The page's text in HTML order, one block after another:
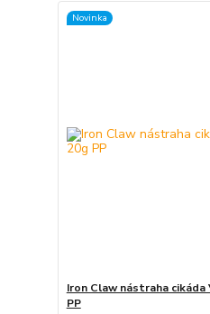
Novinka
Iron Claw nástraha
PP